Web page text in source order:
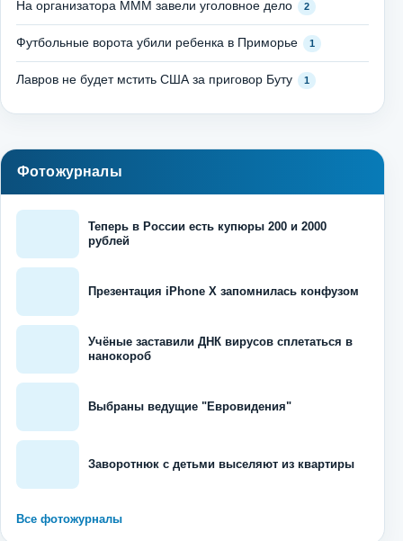
На организатора МММ завели уголовное дело 2
Футбольные ворота убили ребенка в Приморье 1
Лавров не будет мстить США за приговор Буту 1
Фотожурналы
Теперь в России есть купюры 200 и 2000
рублей
Презентация iPhone X запомнилась конфузом
Учёные заставили ДНК вирусов сплетаться в
нанокороб
Выбраны ведущие "Евровидения"
Заворотнюк с детьми выселяют из квартиры
Все фотожурналы